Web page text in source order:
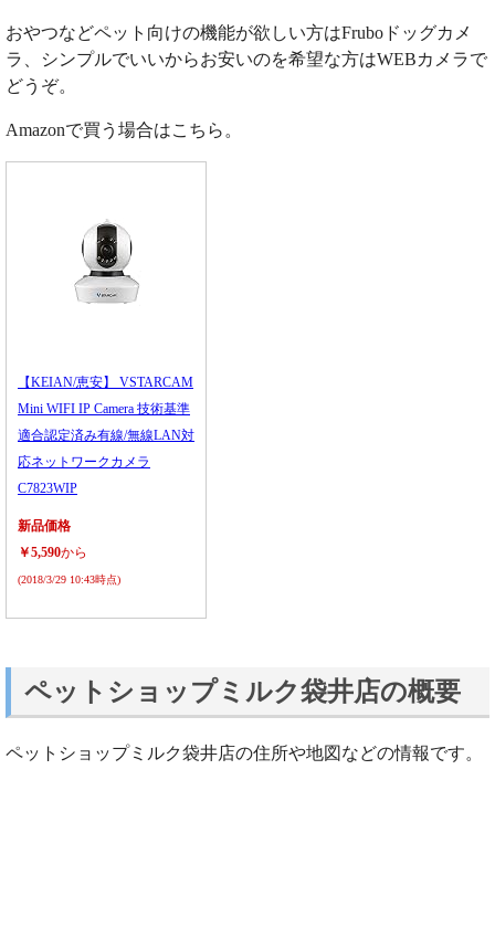
おやつなどペット向けの機能が欲しい方はFruboドッグカメ
ラ、シンプルでいいからお安いのを希望な方はWEBカメラで
どうぞ。
Amazonで買う場合はこちら。
【KEIAN/恵安】 VSTARCAM
Mini WIFI IP Camera 技術基準
適合認定済み有線/無線LAN対
応ネットワークカメラ
C7823WIP
新品価格
￥5,590から
(2018/3/29 10:43時点)
ペットショップミルク袋井店の概要
ペットショップミルク袋井店の住所や地図などの情報です。